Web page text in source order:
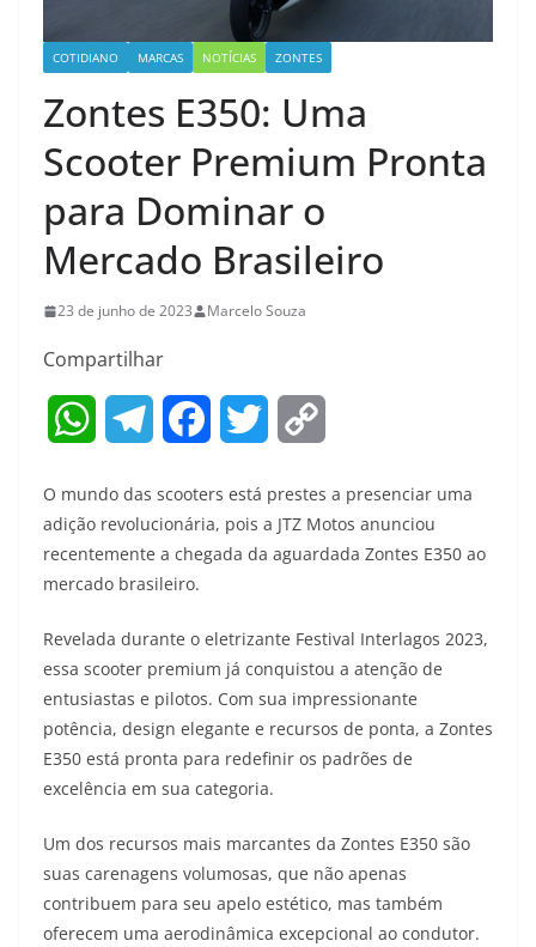
COTIDIANO MARCAS NOTÍCIAS ZONTES
Zontes E350: Uma
Scooter Premium Pronta
para Dominar o
Mercado Brasileiro
23 de junho de 2023 Marcelo Souza
Compartilhar
W
a
t
p
p
l
e
a
m
c
e
o
k
i
t
r
p
y
n
k
O mundo das scooters está prestes a presenciar uma
adição revolucionária, pois a JTZ Motos anunciou
recentemente a chegada da aguardada Zontes E350 ao
mercado brasileiro.
Revelada durante o eletrizante Festival Interlagos 2023,
essa scooter premium já conquistou a atenção de
entusiastas e pilotos. Com sua impressionante
potência, design elegante e recursos de ponta, a Zontes
E350 está pronta para redefinir os padrões de
excelência em sua categoria.
Um dos recursos mais marcantes da Zontes E350 são
suas carenagens volumosas, que não apenas
contribuem para seu apelo estético, mas também
oferecem uma aerodinâmica excepcional ao condutor.